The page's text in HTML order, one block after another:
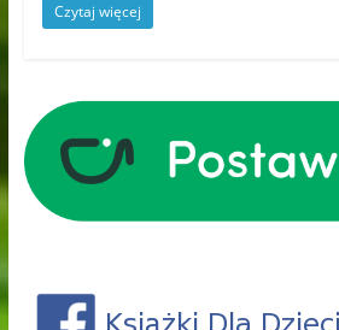
Czytaj więcej